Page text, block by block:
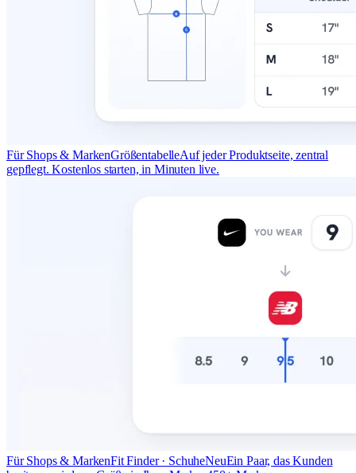
Für Shops & MarkenGrößentabelleAuf jeder Produktseite, zentral
gepflegt. Kostenlos starten, in Minuten live.
Für Shops & MarkenFit Finder · SchuheNeuEin Paar, das Kunden